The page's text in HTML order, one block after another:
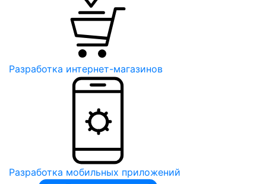
Разработка интернет-магазинов
Разработка мобильных приложений